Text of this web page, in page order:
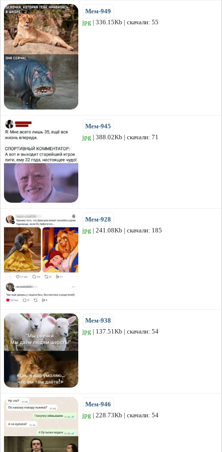
Мем-949
jpg | 336.15Kb | скачали: 55
Мем-945
jpg | 388.02Kb | скачали: 71
Мем-928
jpg | 241.08Kb | скачали: 185
Мем-938
jpg | 137.51Kb | скачали: 54
Мем-946
jpg | 228.73Kb | скачали: 54